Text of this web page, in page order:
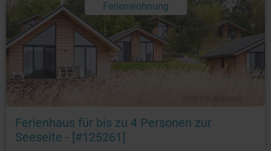
Ferienwohnung
Ferienhaus für bis zu 4 Personen zur
Seeseite - [#125261]